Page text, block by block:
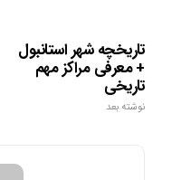
تاریخچه شهر استانبول
+ معرفی مراکز مهم
تاریخی
نوشته بعد